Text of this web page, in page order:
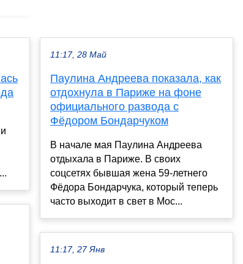
11:17, 28 Май
Паулина Андреева показала, как
отдохнула в Париже на фоне
официального развода с
Фёдором Бондарчуком
В начале мая Паулина Андреева
отдыхала в Париже. В своих
соцсетях бывшая жена 59-летнего
Фёдора Бондарчука, который теперь
часто выходит в свет в Мос...
11:17, 27 Янв